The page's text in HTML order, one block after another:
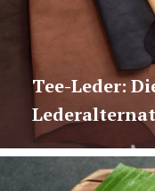
Tee-Leder: